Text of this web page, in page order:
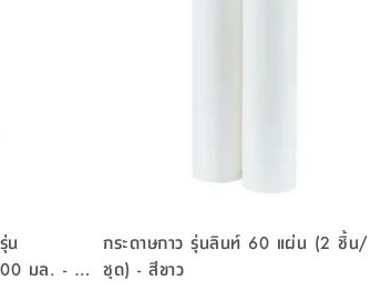
น
มล. - สี
กระดาษกาว รุ่นลินท์ 60 แผ่น (2 ชิ้น/
ชุด) - สีขาว